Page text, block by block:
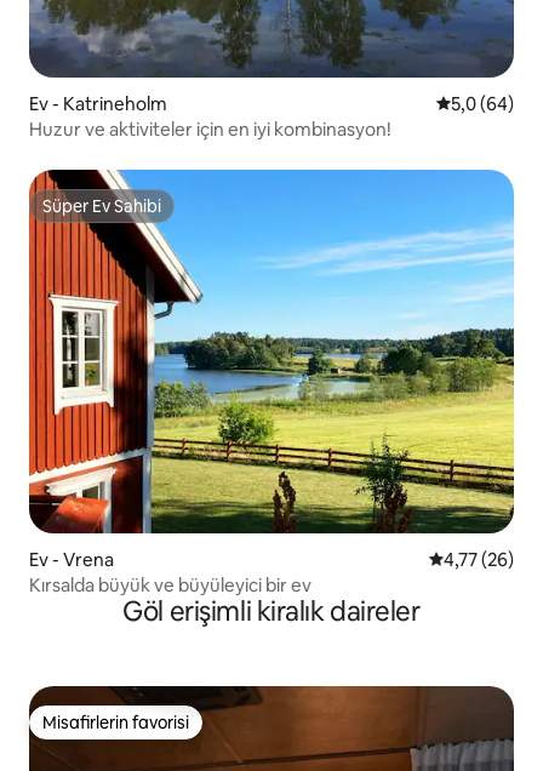
Ev - Katrineholm 5 üzerinden
5,0 (64)
Huzur ve aktiviteler için en iyi kombinasyon!
Süper Ev Sahibi
Süper Ev Sahibi
Ev - Vrena 5 üzerinden
4,77 (26)
Kırsalda büyük ve büyüleyici bir ev
Göl erişimli kiralık daireler
Misafirlerin favorisi
Misafirlerin favorisi